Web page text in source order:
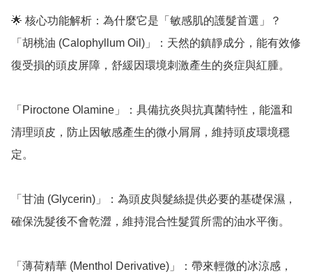
🌟 核心功能解析：為什麼它是「敏感肌的護髮首選」？
「胡桃油 (Calophyllum Oil)」：天然的鎮靜成分，能有效修
復受損的頭皮屏障，舒緩因環境刺激產生的炎症與紅腫。
「Piroctone Olamine」：具備抗炎與抗真菌特性，能溫和
清理頭皮，防止因敏感產生的微小屑屑，維持頭皮環境穩
定。
「甘油 (Glycerin)」：為頭皮與髮絲提供必要的基礎保濕，
確保洗髮後不會乾澀，維持混合性髮質所需的油水平衡。
「薄荷精華 (Menthol Derivative)」：帶來輕微的冰涼感，